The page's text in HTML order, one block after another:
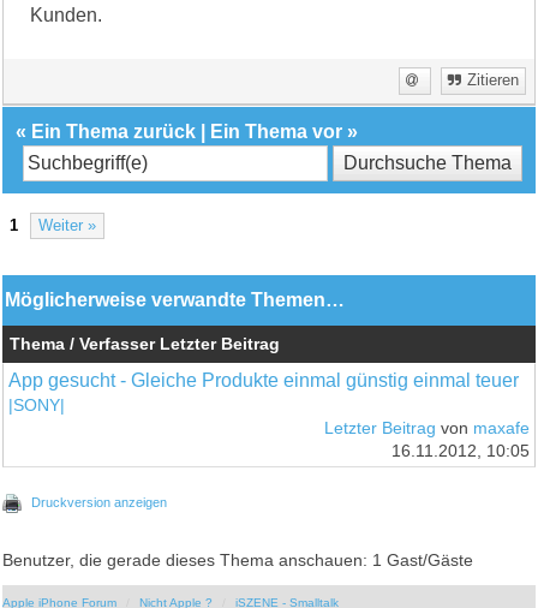
Kunden.
Zitieren
« Ein Thema zurück Ein Thema vor »
1 Weiter »
Möglicherweise verwandte Themen…
Thema / Verfasser Letzter Beitrag
App gesucht - Gleiche Produkte einmal günstig einmal teuer
|SONY|
Letzter Beitrag von maxafe
16.11.2012, 10:05
Druckversion anzeigen
Benutzer, die gerade dieses Thema anschauen: 1 Gast/Gäste
Apple iPhone Forum Nicht Apple ? iSZENE - Smalltalk